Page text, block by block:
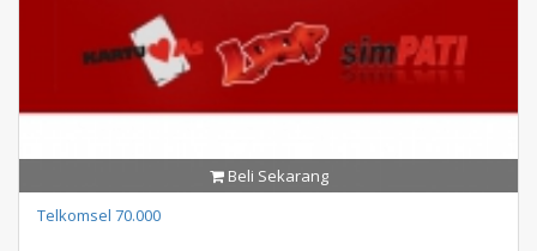
Beli Sekarang
Telkomsel 70.000